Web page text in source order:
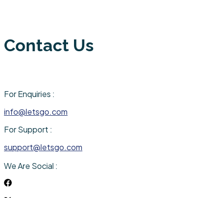
Contact Us
For Enquiries :
info@letsgo.com
For Support :
support@letsgo.com
We Are Social :